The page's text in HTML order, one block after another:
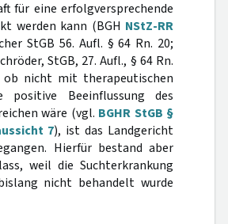
für eine erfolgversprechende
werden kann (BGH NStZ-RR
StGB 56. Aufl. § 64 Rn. 20;
StGB, 27. Aufl., § 64 Rn.
ob nicht mit therapeutischen
positive Beeinflussung des
wäre (vgl. BGHR StGB §
7), ist das Landgericht
Hierfür bestand aber
weil die Suchterkrankung
nicht behandelt wurde